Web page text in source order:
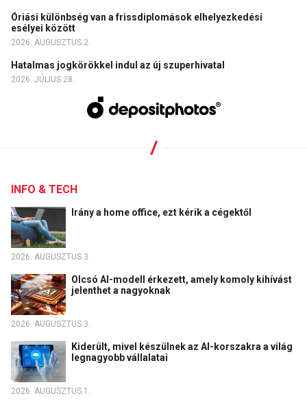
Óriási különbség van a frissdiplomások elhelyezkedési
esélyei között
2026. AUGUSZTUS 2.
Hatalmas jogkörökkel indul az új szuperhivatal
2026. JÚLIUS 28.
INFO & TECH
Irány a home office, ezt kérik a cégektől
2026. AUGUSZTUS 3.
Olcsó AI-modell érkezett, amely komoly kihívást
jelenthet a nagyoknak
2026. AUGUSZTUS 3.
Kiderült, mivel készülnek az AI-korszakra a világ
legnagyobb vállalatai
2026. AUGUSZTUS 1.